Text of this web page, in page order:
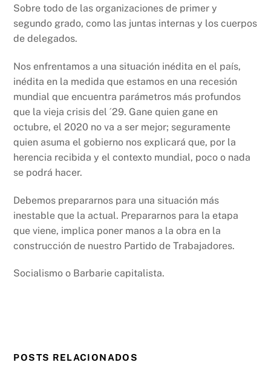
Sobre todo de las organizaciones de primer y
segundo grado, como las juntas internas y los cuerpos
de delegados.
Nos enfrentamos a una situación inédita en el país,
inédita en la medida que estamos en una recesión
mundial que encuentra parámetros más profundos
que la vieja crisis del ´29. Gane quien gane en
octubre, el 2020 no va a ser mejor; seguramente
quien asuma el gobierno nos explicará que, por la
herencia recibida y el contexto mundial, poco o nada
se podrá hacer.
Debemos prepararnos para una situación más
inestable que la actual. Prepararnos para la etapa
que viene, implica poner manos a la obra en la
construcción de nuestro Partido de Trabajadores.
Socialismo o Barbarie capitalista.
POSTS RELACIONADOS